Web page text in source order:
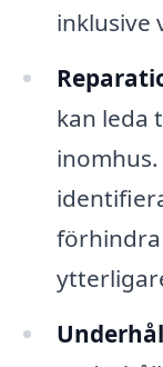
inklusive
kan leda